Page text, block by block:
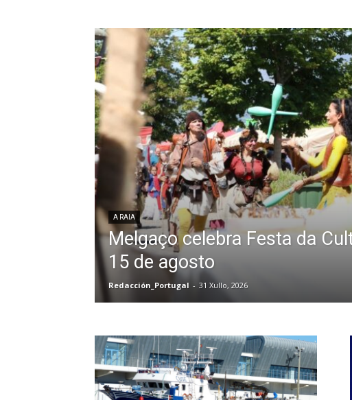
A RAIA
Melgaço celebra Festa da
15 de agosto
Redacción_Portugal - 31 Xullo, 2026